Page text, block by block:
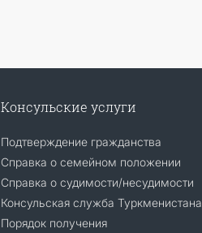
Консульские услуги
Подтверждение гражданства
Справка о семейном положении
Справка о судимости/несудимости
Консульская служба Туркменистана
Порядок получения